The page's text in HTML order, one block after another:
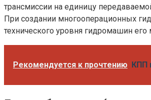
трансмиссии на единицу
При создании многооперационных
технического уровня гидромашин
Рекомендуется к прочтению КПП